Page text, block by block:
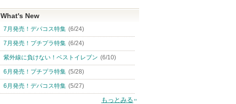
What's New
7月発売！デパコス特集 (6/24)
7月発売！プチプラ特集 (6/24)
紫外線に負けない！ベストイレブン (6/10)
6月発売！プチプラ特集 (5/28)
6月発売！デパコス特集 (5/27)
もっとみる